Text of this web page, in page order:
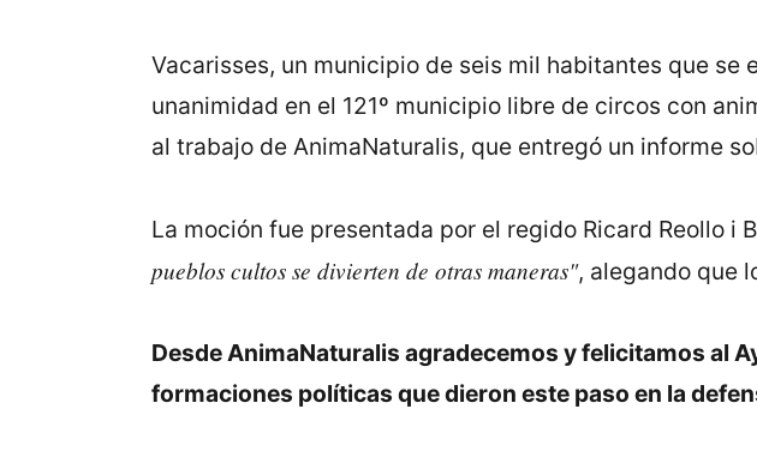
Vacarisses, un municipio de seis mil habitantes que
unanimidad en el 121º municipio libre de circos con
al trabajo de AnimaNaturalis, que entregó un informe
La moción fue presentada por el regido Ricard Reollo i
pueblos cultos se divierten de otras maneras", alegando que
Desde AnimaNaturalis agradecemos y felicitamos al
formaciones políticas que dieron este paso en la